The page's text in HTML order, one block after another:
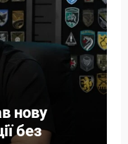
нову
без